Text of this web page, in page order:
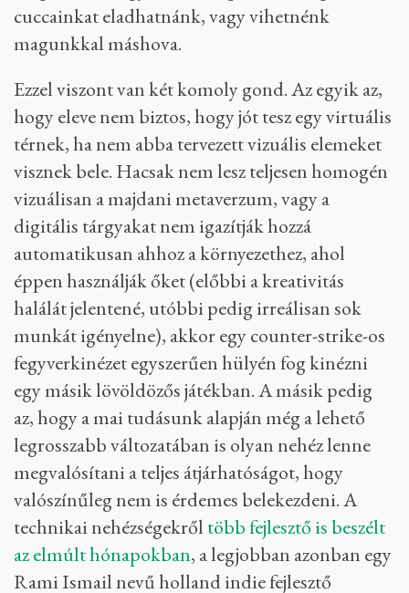
cuccainkat eladhatnánk, vagy vihetnénk
magunkkal máshova.
Ezzel viszont van két komoly gond. Az egyik az,
hogy eleve nem biztos, hogy jót tesz egy virtuális
térnek, ha nem abba tervezett vizuális elemeket
visznek bele. Hacsak nem lesz teljesen homogén
vizuálisan a majdani metaverzum, vagy a
digitális tárgyakat nem igazítják hozzá
automatikusan ahhoz a környezethez, ahol
éppen használják őket (előbbi a kreativitás
halálát jelentené, utóbbi pedig irreálisan sok
munkát igényelne), akkor egy counter-strike-os
fegyverkinézet egyszerűen hülyén fog kinézni
egy másik lövöldözős játékban. A másik pedig
az, hogy a mai tudásunk alapján még a lehető
legrosszabb változatában is olyan nehéz lenne
megvalósítani a teljes átjárhatóságot, hogy
valószínűleg nem is érdemes belekezdeni. A
technikai nehézségekről több fejlesztő is beszélt
az elmúlt hónapokban, a legjobban azonban egy
Rami Ismail nevű holland indie fejlesztő